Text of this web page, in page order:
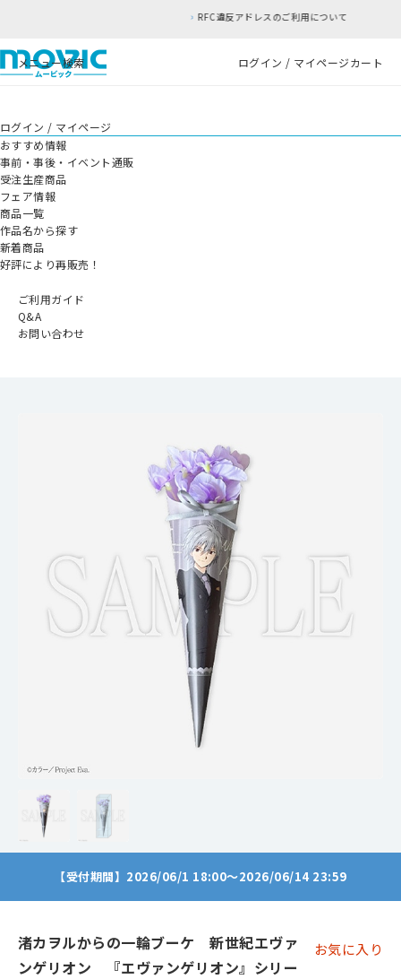
RFC違反アドレスのご利用について
メニュー検索 ログイン / マイページカート
ログイン / マイページ
おすすめ情報
事前・事後・イベント通販
受注生産商品
フェア情報
商品一覧
作品名から探す
新着商品
好評により再販売！
ご利用ガイド
Q&A
お問い合わせ
【受付期間】2026/06/1 18:00～2026/06/14 23:59
渚カヲルからの一輪ブーケ 新世紀エヴァ
ンゲリオン 『エヴァンゲリオン』シリー
お気に入り